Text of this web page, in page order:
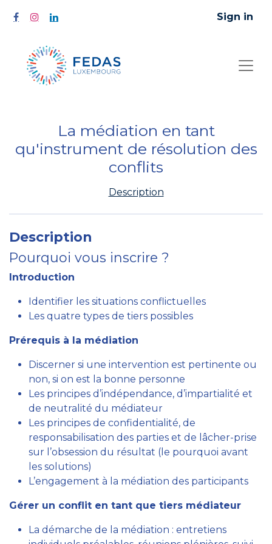
Sign in
La médiation en tant
qu'instrument de résolution des
conflits
Description
Description
Pourquoi vous inscrire ?
Introduction
Identifier les situations conflictuelles
Les quatre types de tiers possibles
Prérequis à la médiation
Discerner si une intervention est pertinente ou
non, si on est la bonne personne
Les principes d’indépendance, d’impartialité et
de neutralité du médiateur
Les principes de confidentialité, de
responsabilisation des parties et de lâcher-prise
sur l’obsession du résultat (le pourquoi avant
les solutions)
L’engagement à la médiation des participants
Gérer un conflit en tant que tiers médiateur
La démarche de la médiation : entretiens